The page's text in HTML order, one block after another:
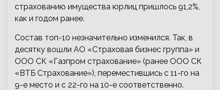
страхованию имущества юрлиц пришлось 91,2%,
как и годом ранее.
Состав топ-10 незначительно изменился. Так, в
десятку вошли АО «Страховая бизнес группа» и
ООО СК «Газпром страхование» (ранее ООО СК
«ВТБ Страхование»), переместившись с 11-го на
9-е место и с 22-го на 10-е соответственно.